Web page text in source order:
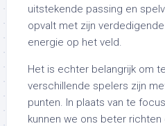
uitstekende passing en
opvalt met zijn
energie op het veld.
Het is echter belangrijk om
verschillende spelers zijn
punten. In plaats van te
kunnen we ons beter richten